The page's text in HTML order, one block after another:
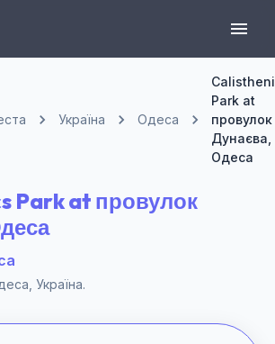
Україна Одеса
Park at
провулок
Дунаєва,
Одеса
Park at провулок
Україна.